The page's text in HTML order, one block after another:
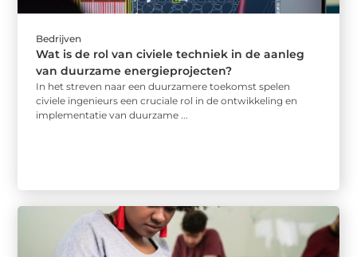
Bedrijven
Wat is de rol van civiele techniek in de aanleg
van duurzame energieprojecten?
In het streven naar een duurzamere toekomst spelen
civiele ingenieurs een cruciale rol in de ontwikkeling en
implementatie van duurzame ...